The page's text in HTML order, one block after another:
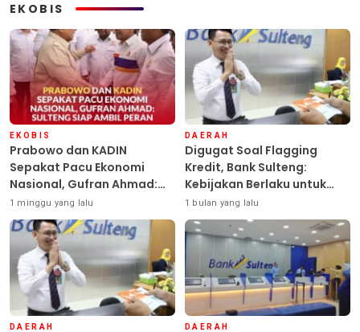
EKOBIS
EKOBIS
Prabowo dan KADIN
Sepakat Pacu Ekonomi
Nasional, Gufran Ahmad:
Sulteng Siap Ambil Peran
1 minggu yang lalu
DAERAH
Digugat Soal Flagging
Kredit, Bank Sulteng:
Kebijakan Berlaku untuk
Seluruh Debitur ASN
1 bulan yang lalu
DAERAH DAERAH